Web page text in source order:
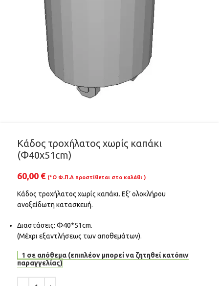
Κάδος τροχήλατος χωρίς καπάκι
(Φ40x51cm)
60,00 € (*Ο Φ.Π.Α προστίθεται στο καλάθι )
Κάδος τροχήλατος χωρίς καπάκι. Εξ’ ολοκλήρου
ανοξείδωτη κατασκευή.
Διαστάσεις: Φ40*51cm.
(Μέχρι εξαντλήσεως των αποθεμάτων).
1 σε απόθεμα (επιπλέον μπορεί να ζητηθεί κατόπιν
παραγγελίας)